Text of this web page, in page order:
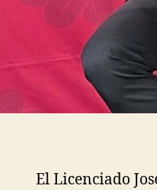
El Licenciado